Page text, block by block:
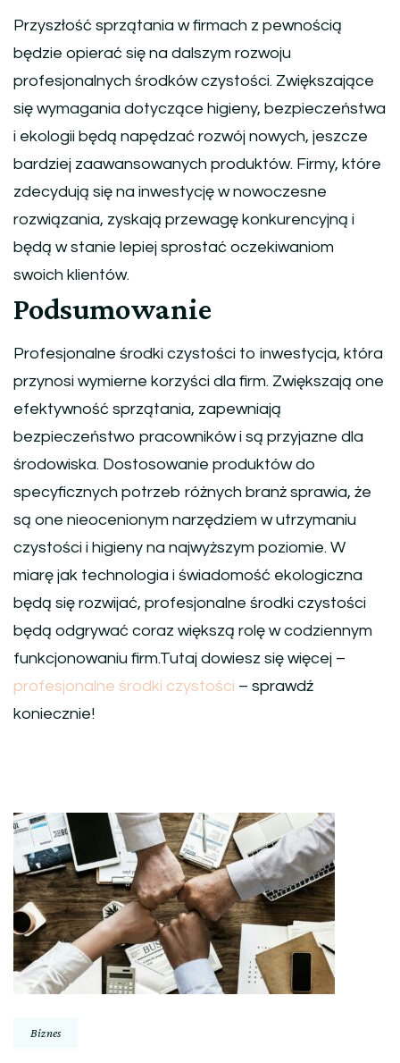
Przyszłość sprzątania w firmach z pewnością
będzie opierać się na dalszym rozwoju
profesjonalnych środków czystości. Zwiększające
się wymagania dotyczące higieny, bezpieczeństwa
i ekologii będą napędzać rozwój nowych, jeszcze
bardziej zaawansowanych produktów. Firmy, które
zdecydują się na inwestycję w nowoczesne
rozwiązania, zyskają przewagę konkurencyjną i
będą w stanie lepiej sprostać oczekiwaniom
swoich klientów.
Podsumowanie
Profesjonalne środki czystości to inwestycja, która
przynosi wymierne korzyści dla firm. Zwiększają one
efektywność sprzątania, zapewniają
bezpieczeństwo pracowników i są przyjazne dla
środowiska. Dostosowanie produktów do
specyficznych potrzeb różnych branż sprawia, że
są one nieocenionym narzędziem w utrzymaniu
czystości i higieny na najwyższym poziomie. W
miarę jak technologia i świadomość ekologiczna
będą się rozwijać, profesjonalne środki czystości
będą odgrywać coraz większą rolę w codziennym
funkcjonowaniu firm.Tutaj dowiesz się więcej –
profesjonalne środki czystości – sprawdź
koniecznie!
Nawigacja
wpisu
Biznes